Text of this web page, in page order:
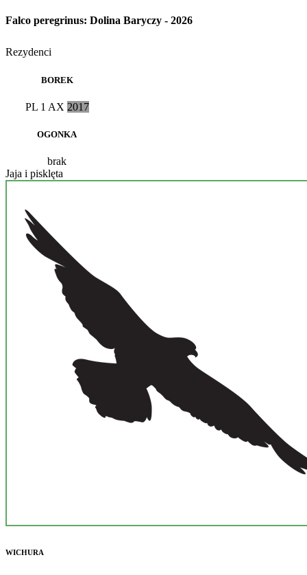
Falco peregrinus: Dolina Baryczy - 2026
Rezydenci
BOREK
PL 1 AX 2017
OGONKA
brak
Jaja i pisklęta
WICHURA